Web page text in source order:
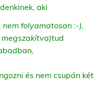
aki
nem folyamatosan :-),
tud
és nem csupán két